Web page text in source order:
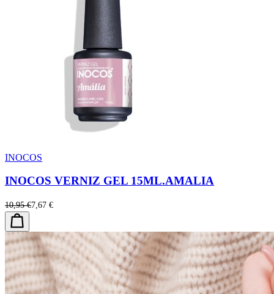
INOCOS
INOCOS VERNIZ GEL 15ML.AMALIA
10,95 €7,67 €